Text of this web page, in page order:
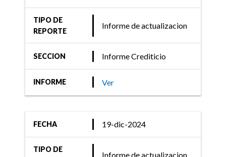
TIPO DE
REPORTE
Informe de actualizacion
SECCION Informe Crediticio
INFORME Ver
FECHA 19-dic-2024
TIPO DE
Informe de actualizacion